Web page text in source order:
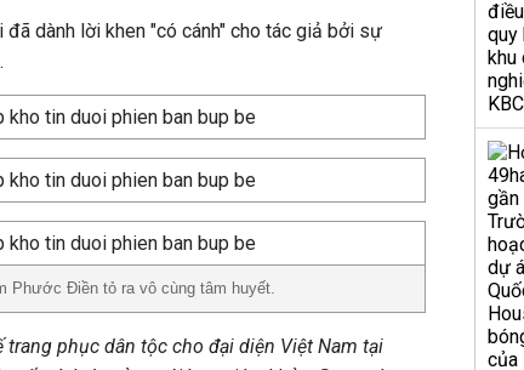
dành lời khen "có cánh" cho tác giả bởi sự
Phước Điền tỏ ra vô cùng tâm huyết.
trang phục dân tộc cho đại diện Việt Nam tại